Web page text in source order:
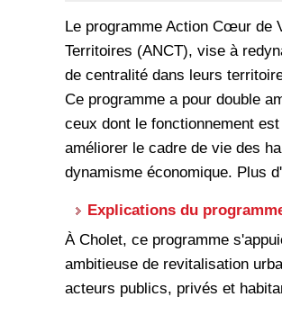
Le programme Action Cœur de
Territoires (ANCT), vise à
de centralité dans leurs
Ce programme a pour double
ceux dont le fonctionnement
améliorer le cadre de vie des
dynamisme économique. Plus
Explications du
À Cholet, ce programme
ambitieuse de revitalisation
acteurs publics, privés et